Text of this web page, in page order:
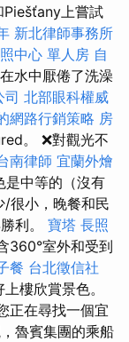
上嘗試
新北律師事務所
中心 單人房 自
水中厭倦了洗澡
司 北部眼科權威
網路行銷策略 房
。 ❌對觀光不
南律師 宜蘭外燴
是中等的（沒有
/很小，晚餐和民
利。 寶塔 長照
360°室外和受到
餐 台北徵信社
樓欣賞景色。
正在尋找一個宜
魯賓集團的乘船